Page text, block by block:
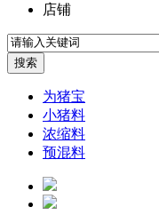
店铺
为猪宝
小猪料
浓缩料
预混料